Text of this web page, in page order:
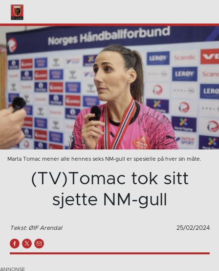
Marta Tomac mener alle hennes seks NM-gull er spesielle på hver sin måte.
(TV)Tomac tok sitt
sjette NM-gull
Tekst: ØIF Arendal 25/02/2024